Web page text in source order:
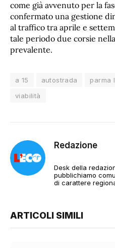
come già avvenuto per la
confermato una gestione
al traffico tra aprile e
tale periodo due corsie
prevalente.
a 15 autostrada parma
viabilità
Redazione
Desk della
pubblichiamo
di carattere
ARTICOLI SIMILI